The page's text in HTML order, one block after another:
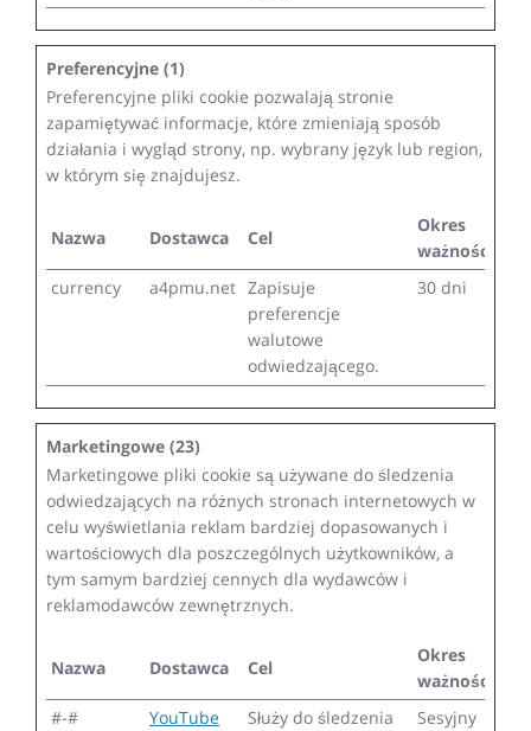
Preferencyjne (1)
Preferencyjne pliki cookie pozwalają stronie
zapamiętywać informacje, które zmieniają sposób
działania i wygląd strony, np. wybrany język lub region,
w którym się znajdujesz.
Nazwa Dostawca Cel
Okres
ważności
currency
a4pmu.net Zapisuje
preferencje
walutowe
odwiedzającego.
30 dni
Marketingowe (23)
Marketingowe pliki cookie są używane do śledzenia
odwiedzających na różnych stronach internetowych w
celu wyświetlania reklam bardziej dopasowanych i
wartościowych dla poszczególnych użytkowników, a
tym samym bardziej cennych dla wydawców i
reklamodawców zewnętrznych.
Nazwa Dostawca Cel
Okres
ważności
#-#
YouTube
Służy do śledzenia
Sesyjny